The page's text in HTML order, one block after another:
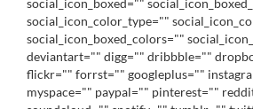
social_icon_color_type=""
social_icon_boxed_colors=""
deviantart="" digg="" dribbble=""
flickr="" forrst="" googleplus=""
myspace="" paypal="" pinterest=""